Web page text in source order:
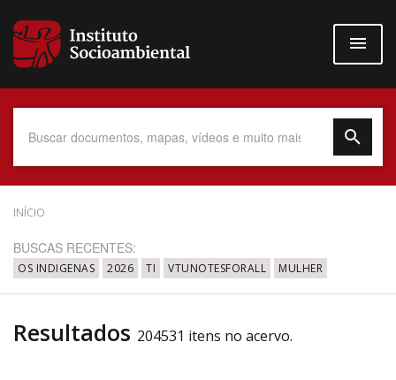
para
conteúdo
Data do Documento
Até
INÍCIO
BUSCAS RECENTES:
OS INDIGENAS 2026 TI VTUNOTESFORALL MULHER
Resultados 204531 itens no acervo.